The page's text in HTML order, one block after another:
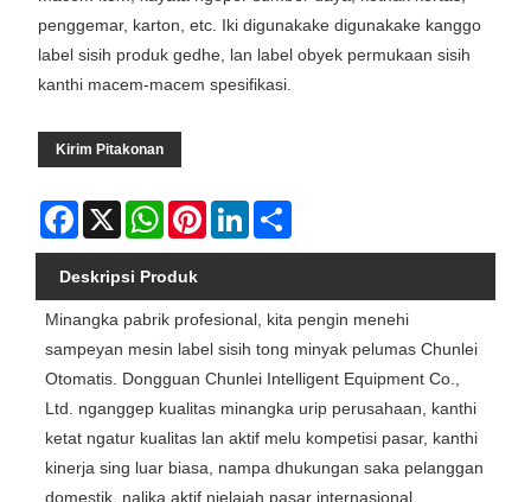
penggemar, karton, etc. Iki digunakake digunakake kanggo
label sisih produk gedhe, lan label obyek permukaan sisih
kanthi macem-macem spesifikasi.
Kirim Pitakonan
Facebook
X WhatsAppPinterestLinkedIn
Deskripsi Produk
Minangka pabrik profesional, kita pengin menehi
sampeyan mesin label sisih tong minyak pelumas Chunlei
Otomatis. Dongguan Chunlei Intelligent Equipment Co.,
Ltd. nganggep kualitas minangka urip perusahaan, kanthi
ketat ngatur kualitas lan aktif melu kompetisi pasar, kanthi
kinerja sing luar biasa, nampa dhukungan saka pelanggan
domestik, nalika aktif njelajah pasar internasional,